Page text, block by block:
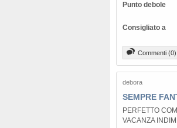
Punto debole
Consigliato a
Commenti (0)
debora
SEMPRE
PERFETTO
VACANZA